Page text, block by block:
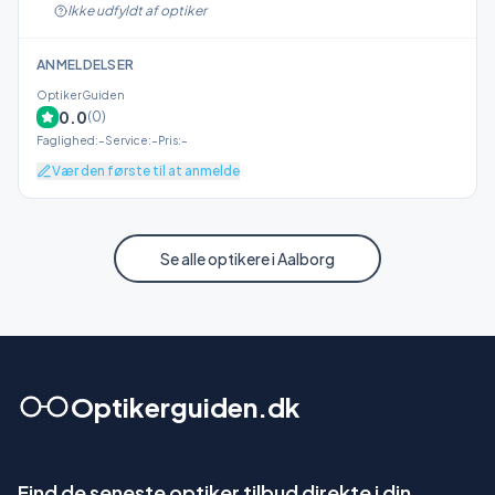
Ikke udfyldt af optiker
ANMELDELSER
OptikerGuiden
0.0(0)
Faglighed:–Service:–Pris:–
Vær den første til at anmelde
Se alle optikere iAalborg
Optikerguiden.dk